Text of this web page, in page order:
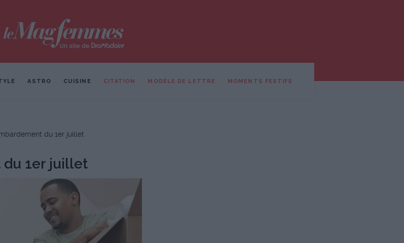
ASTRO CUISINE CITATION MODÈLE DE LETTRE MOMENTS FESTIFS
du 1er juillet
1er juillet